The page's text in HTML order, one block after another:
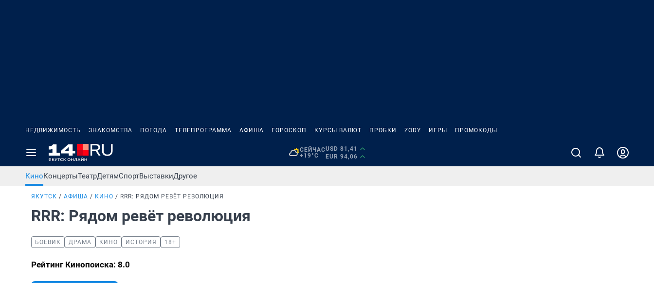
НЕДВИЖИМОСТЬ ЗНАКОМСТВА ПОГОДА ТЕЛЕПРОГРАММА АФИША ГОРОСКОП КУРСЫ ВАЛЮТ ПРОБКИ ZODY ИГРЫ ПРОМОКОДЫ
СЕЙЧАС
+19°C
USD 81,41
EUR 94,06
КиноКонцертыТеатрДетямСпортВыставкиДругое
ЯКУТСК АФИША КИНО RRR: РЯДОМ РЕВЁТ РЕВОЛЮЦИЯ
RRR: Рядом ревёт революция
БОЕВИК ДРАМА КИНО ИСТОРИЯ 18+
Рейтинг Кинопоиска: 8.0